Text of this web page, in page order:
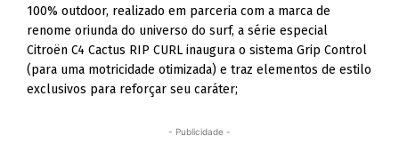
100% outdoor, realizado em parceria com a marca de
renome oriunda do universo do surf, a série especial
Citroën C4 Cactus RIP CURL inaugura o sistema Grip Control
(para uma motricidade otimizada) e traz elementos de estilo
exclusivos para reforçar seu caráter;
- Publicidade -